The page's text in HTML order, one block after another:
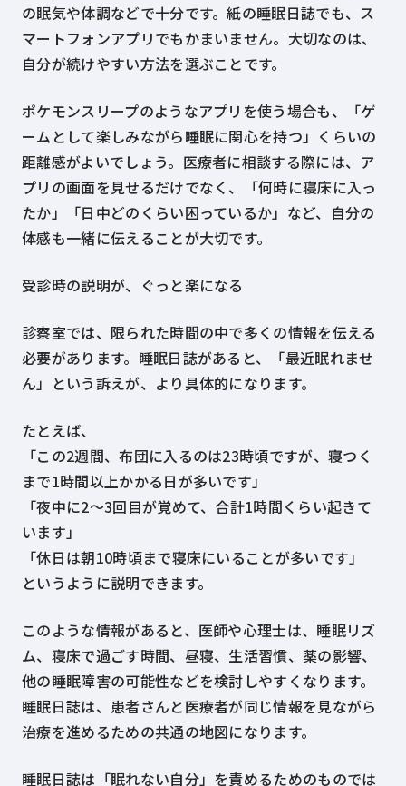
の眠気や体調などで十分です。紙の睡眠日誌でも、ス
マートフォンアプリでもかまいません。大切なのは、
自分が続けやすい方法を選ぶことです。
ポケモンスリープのようなアプリを使う場合も、「ゲ
ームとして楽しみながら睡眠に関心を持つ」くらいの
距離感がよいでしょう。医療者に相談する際には、ア
プリの画面を見せるだけでなく、「何時に寝床に入っ
たか」「日中どのくらい困っているか」など、自分の
体感も一緒に伝えることが大切です。
受診時の説明が、ぐっと楽になる
診察室では、限られた時間の中で多くの情報を伝える
必要があります。睡眠日誌があると、「最近眠れませ
ん」という訴えが、より具体的になります。
たとえば、
「この2週間、布団に入るのは23時頃ですが、寝つく
まで1時間以上かかる日が多いです」
「夜中に2〜3回目が覚めて、合計1時間くらい起きて
います」
「休日は朝10時頃まで寝床にいることが多いです」
というように説明できます。
このような情報があると、医師や心理士は、睡眠リズ
ム、寝床で過ごす時間、昼寝、生活習慣、薬の影響、
他の睡眠障害の可能性などを検討しやすくなります。
睡眠日誌は、患者さんと医療者が同じ情報を見ながら
治療を進めるための共通の地図になります。
睡眠日誌は「眠れない自分」を責めるためのものでは